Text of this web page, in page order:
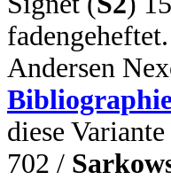
Andersen
diese
702 /